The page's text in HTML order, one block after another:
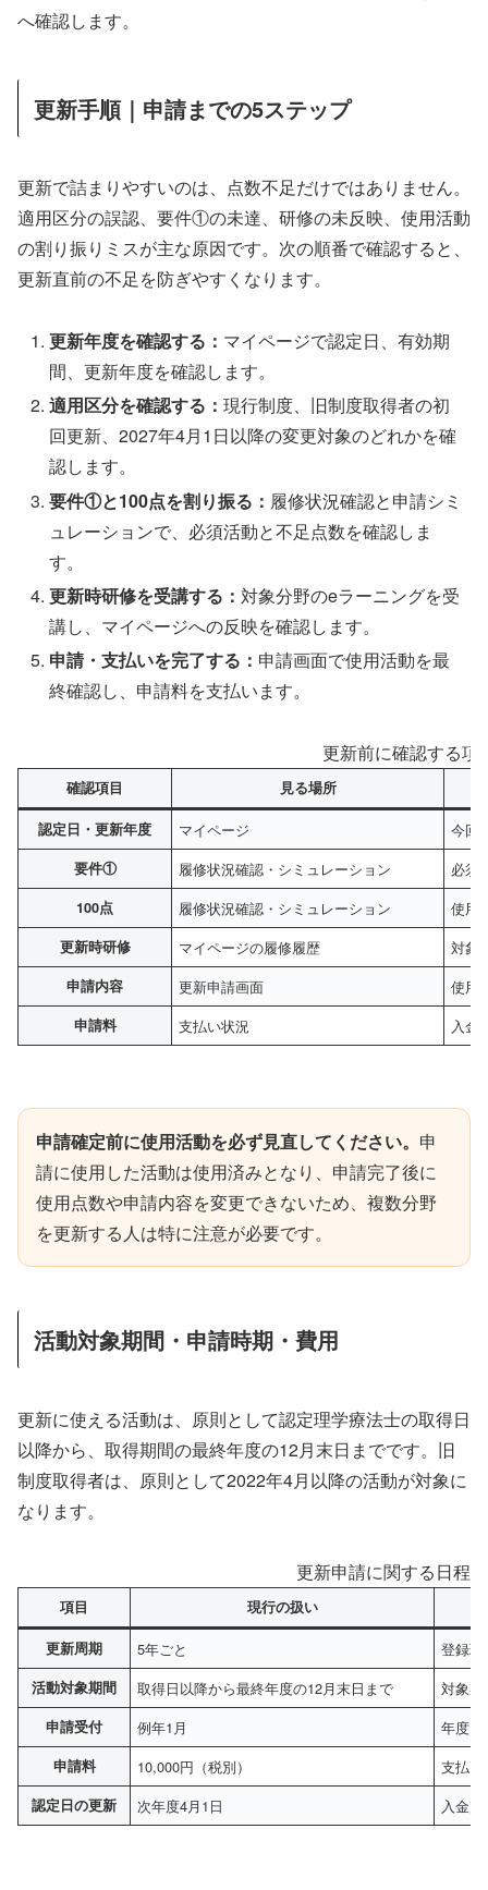
へ確認します。
更新手順｜申請までの5ステップ
更新で詰まりやすいのは、点数不足だけではありません。
適用区分の誤認、要件①の未達、研修の未反映、使用活動
の割り振りミスが主な原因です。次の順番で確認すると、
更新直前の不足を防ぎやすくなります。
更新年度を確認する： マイページで認定日、有効期
間、更新年度を確認します。
適用区分を確認する：現行制度、旧制度取得者の初
回更新、2027年4月1日以降の変更対象のどれかを確
認します。
要件①と100点を割り振る： 履修状況確認と申請シミ
ュレーションで、必須活動と不足点数を確認しま
す。
更新時研修を受講する： 対象分野のeラーニングを受
講し、マイページへの反映を確認します。
申請・支払いを完了する： 申請画面で使用活動を最
終確認し、申請料を支払います。
更新前に確認する項
確認項目 見る場所
認定日・更新年度 マイページ 今回
要件① 履修状況確認・シミュレーション 必須
100点 履修状況確認・シミュレーション 使用
更新時研修 マイページの履修履歴 対象
申請内容 更新申請画面 使用
申請料 支払い状況 入金
申請確定前に使用活動を必ず見直してください。 申
請に使用した活動は使用済みとなり、申請完了後に
使用点数や申請内容を変更できないため、複数分野
を更新する人は特に注意が必要です。
活動対象期間・申請時期・費用
更新に使える活動は、原則として認定理学療法士の取得日
以降から、取得期間の最終年度の12月末日までです。旧
制度取得者は、原則として2022年4月以降の活動が対象に
なります。
更新申請に関する日程
項目 現行の扱い
更新周期 5年ごと 登録
活動対象期間 取得日以降から最終年度の12月末日まで 対象
申請受付 例年1月 年度
申請料 10,000円（税別） 支払
認定日の更新 次年度4月1日 入金